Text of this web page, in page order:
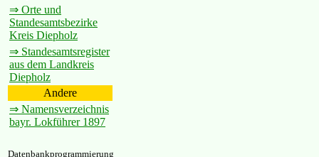
⇒ Orte und
Standesamtsbezirke
Kreis Diepholz
⇒ Standesamtsregister
aus dem Landkreis
Diepholz
Andere
⇒ Namensverzeichnis
bayr. Lokführer 1897
Datenbankprogrammierung